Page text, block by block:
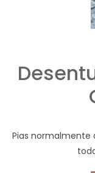
Pias normalmente